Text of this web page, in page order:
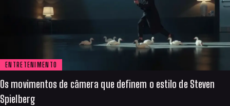
ENTRETENIMENTO
Os movimentos de câmera que definem o estilo de Steven
Spielberg